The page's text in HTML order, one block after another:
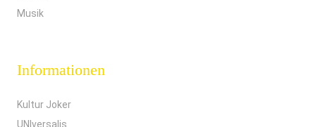
Musik
Informationen
Kultur Joker
UNIversalis